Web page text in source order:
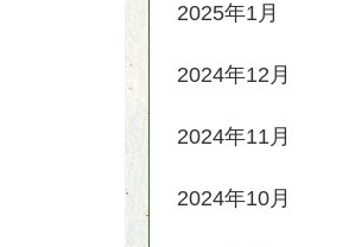
2025年1月
2024年12月
2024年11月
2024年10月